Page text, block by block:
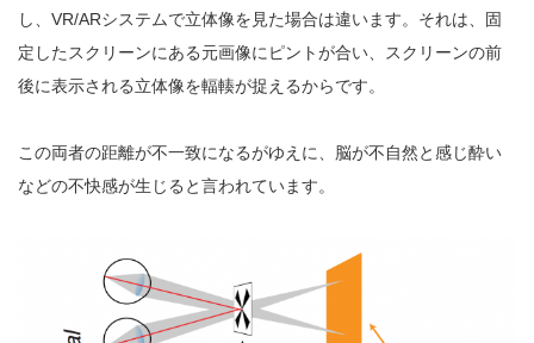
し、VR/ARシステムで立体像を見た場合は違います。それは、固
定したスクリーンにある元画像にピントが合い、スクリーンの前
後に表示される立体像を輻輳が捉えるからです。
この両者の距離が不一致になるがゆえに、脳が不自然と感じ酔い
などの不快感が生じると言われています。